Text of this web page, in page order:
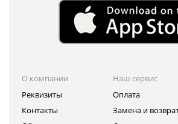
О компании
Реквизиты
Контакты
Наш сервис
Оплата
Замена и